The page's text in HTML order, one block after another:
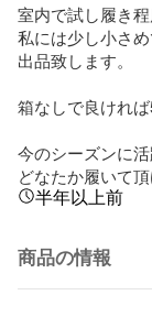
室内で試し履き程
私には少し小さめ
出品致します。
箱なしで良ければ
今のシーズンに活
どなたか履いて頂
半年以上前
商品の情報